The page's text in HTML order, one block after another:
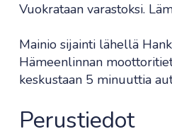
Vuokrataan varastoksi.
Mainio sijainti lähellä
Hämeenlinnan
keskustaan 5 minuuttia
Perustiedot